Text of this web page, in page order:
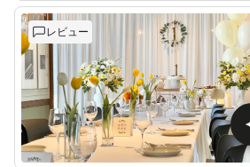
レビュー